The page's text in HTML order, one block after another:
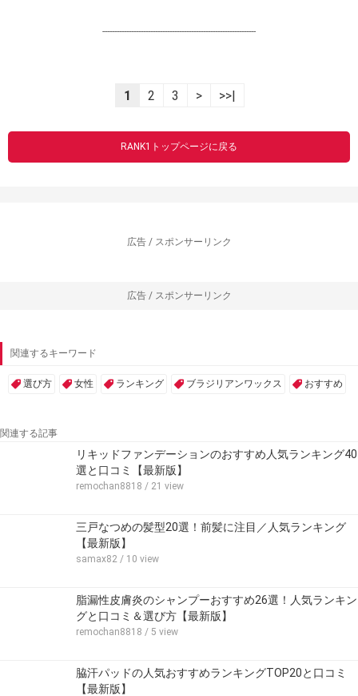
----------------------------------------------------------------
1 2 3 > >>|
RANK1トップページに戻る
広告 / スポンサーリンク
広告 / スポンサーリンク
関連するキーワード
選び方 女性 ランキング ブラジリアンワックス おすすめ
関連する記事
リキッドファンデーションのおすすめ人気ランキング40
選と口コミ【最新版】
remochan8818 / 21 view
三戸なつめの髪型20選！前髪に注目／人気ランキング
【最新版】
samax82 / 10 view
脂漏性皮膚炎のシャンプーおすすめ26選！人気ランキン
グと口コミ＆選び方【最新版】
remochan8818 / 5 view
脇汗パッドの人気おすすめランキングTOP20と口コミ
【最新版】